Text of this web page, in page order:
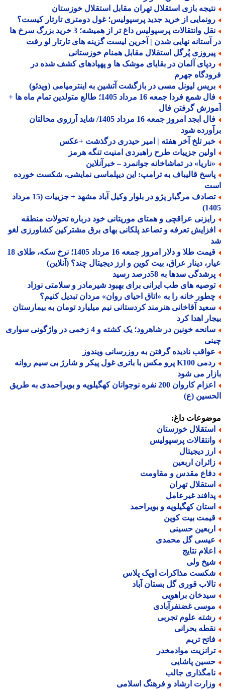
بازی استقلال تهران مقابل استقلال خوزستان
از خرید جدید پرسپولیس؛ غول دومتری تارتار کیست؟
نقل وانتقالات پرسپولیس داغ تر از همیشه؛ 3 خرید بزرگ سرخ ها
آستانه نهایی شدن | آخرین لیست گزینه های تارتار لو رفت
پُرگل استقلال مقابل همنام خوزستانی
آلمان در بقایای موشک ها و پهپادهای کشف شده در
جهرم
لیونل مسی در بازگشت آتشین به اینترمیامی (ویدئو)
فال شمع فردا جمعه 16 مرداد 1405؛ طالع متولدین تمام ماه ها +
گرفتن فال
فال ابجد امروز جمعه 16 مرداد 1405/ شاید آرزوی محالتان
شود
تلخ آخر هفته | امیر حیدری درگذشت +عکس
جزییات طرح راهبردی امنیت تنگه هرمز
در تماشاخانه جوانمرد – خبرآنلاین
قالیباف به ترامپ: این دیپلماسی نمایشی، شکست خورده
تصادف مرگبار پژو در بلوار وکیل آباد مشهد + جزییات (15 مرداد
عراقچی و همتای موریتانی خود درباره تحولات منطقه
تعرفه و تصاعد پلکانی بهای برق مشترکین کشاورزی لغو
قیمت طلا و دلار امروز جمعه 16 مرداد 1405؛ نرخ سکه، طلای 18
دینار عراق، بیت کوین و ارز دیجیتال چند؟ (آنلاین)
سدها به 58درصد رسید
های طب ایرانی برای بهبود شیرمادر و سلامتی نوزاد
خانه را به «اتاق احیای روان» مردان تبدیل کنیم؟
آقاخانی هنرمند کردستانی نیم میلیارد تومان به بیمارستان
اهدا کرد
سانحه خونین در شاهرود؛ یک کشته و 4 زخمی در واژگونی سواری
نادیده گرفتن به روزرسانی ویندوز
ردمی K100 پرو مکس با باتری غول پیکر و شارژ بی سیم روانه
می شود
اعزام کاروان 200 نفره نوجوانان کهگیلویه و بویراحمدی به طریق
(ع)
داغ:
خوزستان
پرسپولیس
دیجیتال
اربعین
مقدس و مقاومت
تهران
غیرعامل
کهگیلویه و بویراحمد
بیت کوین
حسینی
گل محمدی
نتایج
ولی
مذاکرات اوپک پلاس
قوری گل بستان آباد
براهویی
غضنفرآبادی
علوم تجربی
بحرانی
تریم
موادمخدر
پاشایی
جالب
ارشاد و فرهنگ اسلامی